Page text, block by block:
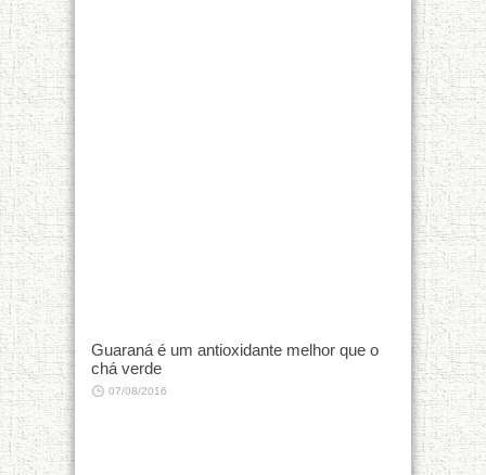
Guaraná é um antioxidante melhor que o
chá verde
07/08/2016